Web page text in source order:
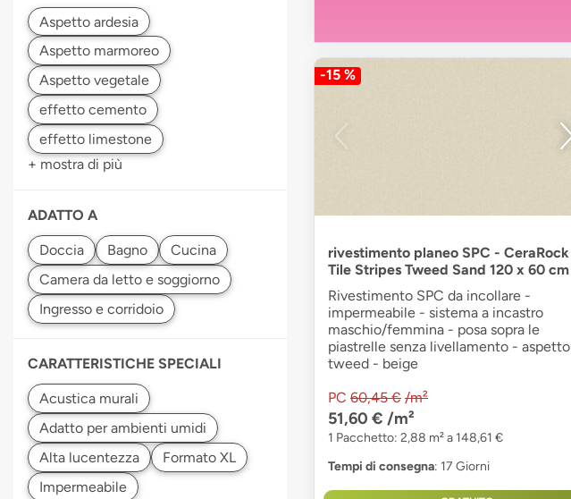
+ mostra di più
ADATTO A
CARATTERISTICHE SPECIALI
-15 %
rivestimento planeo SPC - CeraRock
Tile Stripes Tweed Sand 120 x 60 cm
Rivestimento SPC da incollare -
impermeabile - sistema a incastro
maschio/femmina - posa sopra le
piastrelle senza livellamento - aspetto
tweed - beige
PC 60,45 € /m²
51,60 € /m²
1 Pacchetto: 2,88 m² a 148,61 €
Tempi di consegna: 17 Giorni